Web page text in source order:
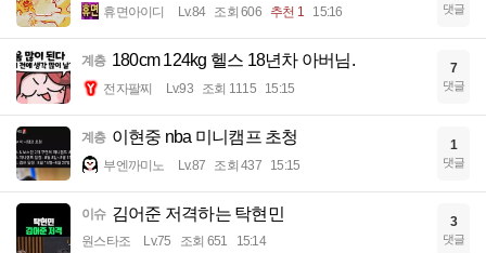
휴면아이디 Lv.84 조회 606 추천 1 15:16 댓글
계층 180cm 124kg 헬스 18년차 아버님.
전자팔찌 Lv.93 조회 1115 15:15
7
댓글
계층 이현중 nba 미니캠프 초청
부엔까미노 Lv.87 조회 437 15:15
1
댓글
이슈 김어준 저격하는 탁현민
원스타조 Lv.75 조회 651 15:14
3
댓글